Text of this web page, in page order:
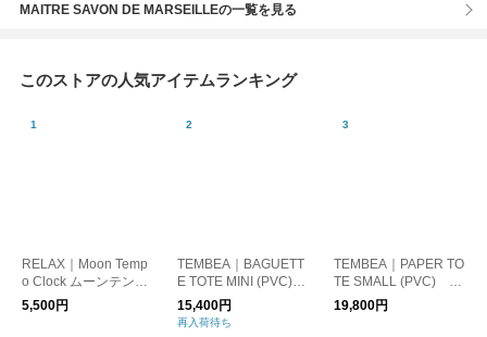
MAITRE SAVON DE MARSEILLEの一覧を見る
このストアの人気アイテムランキング
RELAX｜Moon Temp
o Clock ムーンテンポ
クロック/置時計 目覚
まし時計
5,500円
TEMBEA｜BAGUETT
E TOTE MINI (PVC)
DOG-1/トートバッグ
犬
15,400円
再入荷待ち
TEMBEA｜PAPER TO
TE SMALL (PVC) D
OG-1/トートバッグ 犬
19,800円